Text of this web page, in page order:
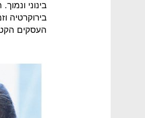
בינוני
בירוקרטיה
העסקים